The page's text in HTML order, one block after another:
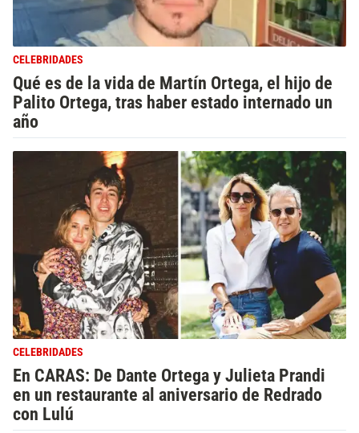
CELEBRIDADES
Qué es de la vida de Martín Ortega, el hijo de
Palito Ortega, tras haber estado internado un
año
CELEBRIDADES
En CARAS: De Dante Ortega y Julieta Prandi
en un restaurante al aniversario de Redrado
con Lulú